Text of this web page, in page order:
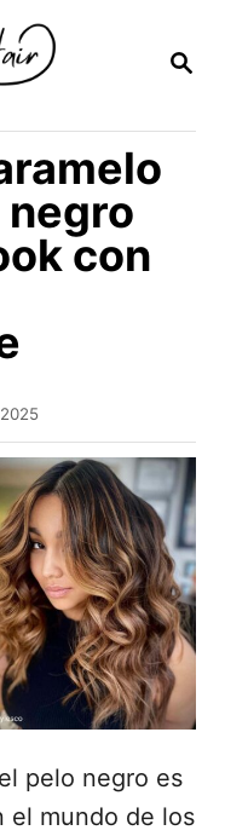
B
C
con
pelo negro es
el mundo de los